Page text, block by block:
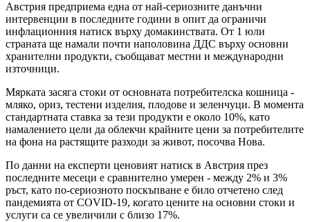
Австрия предприема една от най-сериозните данъчни
интервенции в последните години в опит да ограничи
инфлационния натиск върху домакинствата. От 1 юли
страната ще намали почти наполовина ДДС върху основни
хранителни продукти, съобщават местни и международни
източници.
Мярката засяга стоки от основната потребителска кошница -
мляко, ориз, тестени изделия, плодове и зеленчуци. В момента
стандартната ставка за тези продукти е около 10%, като
намалението цели да облекчи крайните цени за потребителите
на фона на растящите разходи за живот, посочва Нова.
По данни на експерти ценовият натиск в Австрия през
последните месеци е сравнително умерен - между 2% и 3%
ръст, като по-сериозното поскъпване е било отчетено след
пандемията от COVID-19, когато цените на основни стоки и
услуги са се увеличили с близо 17%.